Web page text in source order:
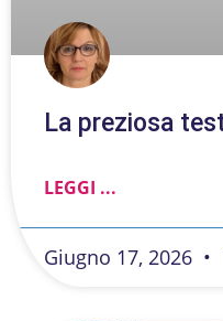
La preziosa
LEGGI ...
Giugno 17, 2026